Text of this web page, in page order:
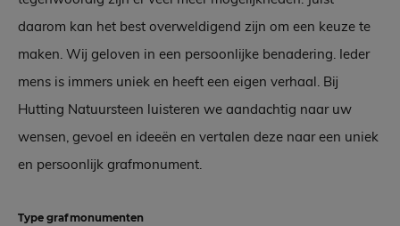
daarom kan het best overweldigend zijn om een keuze te
maken. Wij geloven in een persoonlijke benadering. Ieder
mens is immers uniek en heeft een eigen verhaal. Bij
Hutting Natuursteen luisteren we aandachtig naar uw
wensen, gevoel en ideeën en vertalen deze naar een uniek
en persoonlijk grafmonument.
Type grafmonumenten